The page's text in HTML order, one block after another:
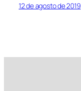
12 de agosto de 2019